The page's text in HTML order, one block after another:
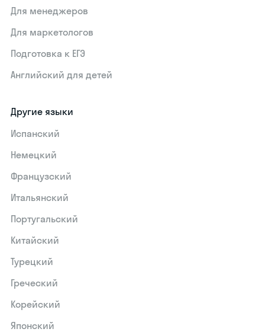
Для менеджеров
Для маркетологов
Подготовка к ЕГЭ
Английский для детей
Другие языки
Испанский
Немецкий
Французский
Итальянский
Португальский
Китайский
Турецкий
Греческий
Корейский
Японский